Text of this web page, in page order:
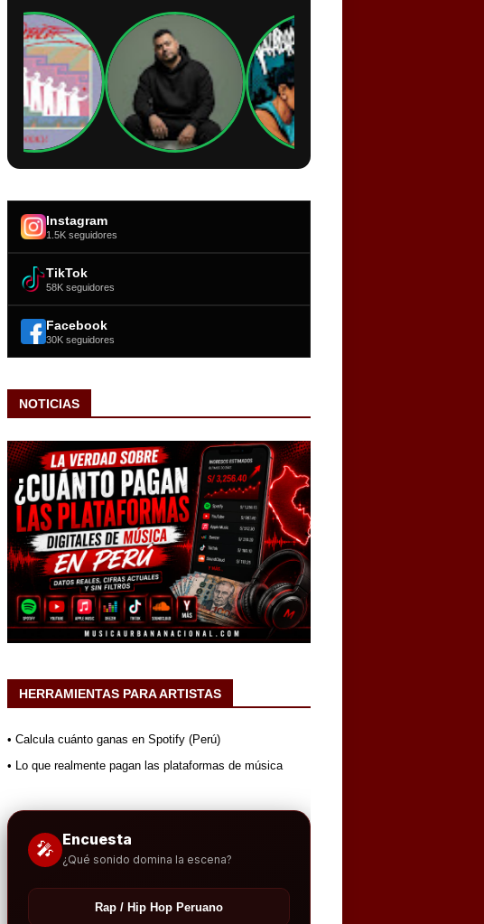
Instagram
1.5K seguidores
TikTok
58K seguidores
Facebook
30K seguidores
NOTICIAS
HERRAMIENTAS PARA ARTISTAS
• Calcula cuánto ganas en Spotify (Perú)
• Lo que realmente pagan las plataformas de música
🎤 Encuesta
¿Qué sonido domina la escena?
Rap / Hip Hop Peruano